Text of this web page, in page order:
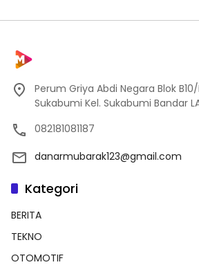
Perum Griya Abdi Negara Blok B10/
Sukabumi Kel. Sukabumi Bandar
082181081187
danarmubarak123@gmail.com
Kategori
BERITA
TEKNO
OTOMOTIF